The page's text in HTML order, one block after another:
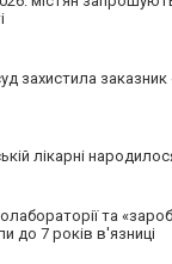
захистила заказник
лікарні
та
до 7 років в'язниці